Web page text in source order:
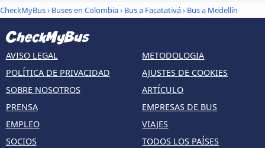
CheckMyBus› Buses en Colombia› Bus a Facatativá› Bus a Medellín
AVISO LEGAL
POLÍTICA DE PRIVACIDAD
SOBRE NOSOTROS
PRENSA
EMPLEO
SOCIOS
METODOLOGIA
AJUSTES DE COOKIES
ARTÍCULO
EMPRESAS DE BUS
VIAJES
TODOS LOS PAÍSES